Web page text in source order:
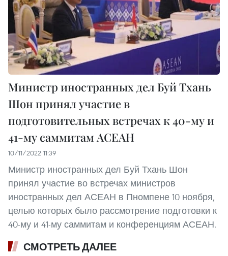
Министр иностранных дел Буй Тхань
Шон принял участие в
подготовительных встречах к 40-му и
41-му саммитам АСЕАН
10/11/2022 11:39
Министр иностранных дел Буй Тхань Шон
принял участие во встречах министров
иностранных дел АСЕАН в Пномпене 10 ноября,
целью которых было рассмотрение подготовки к
40-му и 41-му саммитам и конференциям АСЕАН.
СМОТРЕТЬ ДАЛЕЕ